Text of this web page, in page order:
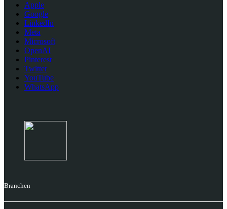
Apple
Google
LinkedIn
Meta
Microsoft
OpenAI
Pinterest
Twitter
YouTube
WhatsApp
Branchen